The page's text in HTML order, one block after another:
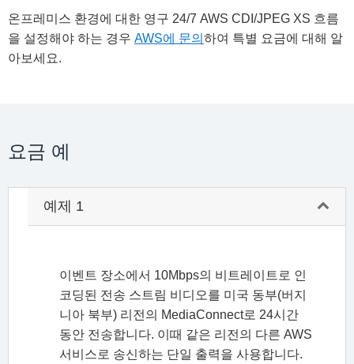
온프레미스 환경에 대한 영구 24/7 AWS CDI/JPEG XS 흐름
을 설정해야 하는 경우 AWS에 문의 하여 특별 요금에 대해 알
아보세요.
요금 예
예제 1
이벤트 장소에서 10Mbps의 비트레이트로 인
코딩된 전송 스트림 비디오를 미국 동부(버지
니아 북부) 리전의 MediaConnect로 24시간
동안 전송합니다. 이때 같은 리전의 다른 AWS
서비스로 송신하는 단일 출력을 사용합니다.